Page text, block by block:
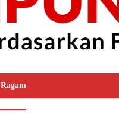
Ragam